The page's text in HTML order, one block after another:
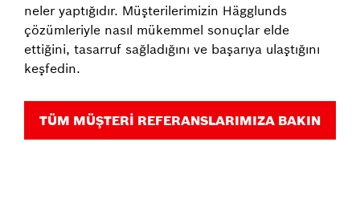
neler yaptığıdır. Müşterilerimizin Hägglunds
çözümleriyle nasıl mükemmel sonuçlar elde
ettiğini, tasarruf sağladığını ve başarıya ulaştığını
keşfedin.
TÜM MÜŞTERİ REFERANSLARIMIZA BAKIN